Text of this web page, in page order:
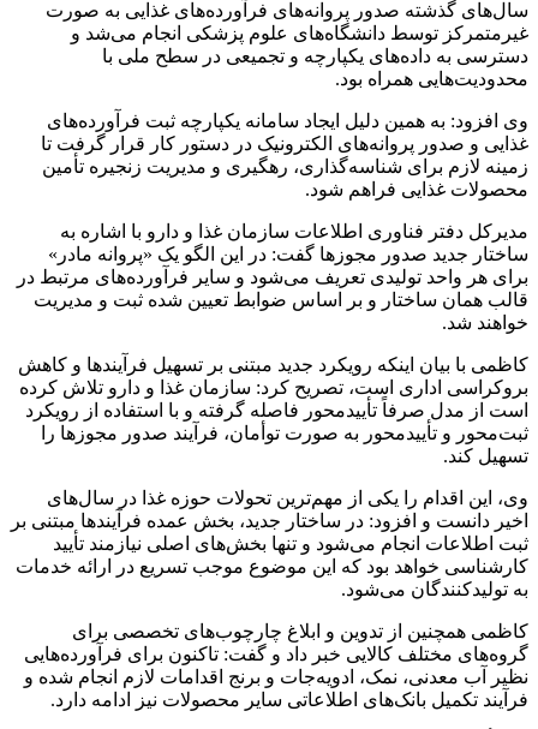
سال‌های گذشته صدور پروانه‌های فرآورده‌های غذایی به صورت
غیرمتمرکز توسط دانشگاه‌های علوم پزشکی انجام می‌شد و
دسترسی به داده‌های یکپارچه و تجمیعی در سطح ملی با
محدودیت‌هایی همراه بود.
وی افزود: به همین دلیل ایجاد سامانه یکپارچه ثبت فرآورده‌های
غذایی و صدور پروانه‌های الکترونیک در دستور کار قرار گرفت تا
زمینه لازم برای شناسه‌گذاری، رهگیری و مدیریت زنجیره تأمین
محصولات غذایی فراهم شود.
مدیرکل دفتر فناوری اطلاعات سازمان غذا و دارو با اشاره به
ساختار جدید صدور مجوزها گفت: در این الگو یک «پروانه مادر»
برای هر واحد تولیدی تعریف می‌شود و سایر فرآورده‌های مرتبط در
قالب همان ساختار و بر اساس ضوابط تعیین شده ثبت و مدیریت
خواهند شد.
کاظمی با بیان اینکه رویکرد جدید مبتنی بر تسهیل فرآیندها و کاهش
بروکراسی اداری است، تصریح کرد: سازمان غذا و دارو تلاش کرده
است از مدل صرفاً تأییدمحور فاصله گرفته و با استفاده از رویکرد
ثبت‌محور و تأییدمحور به صورت توأمان، فرآیند صدور مجوزها را
تسهیل کند.
وی، این اقدام را یکی از مهم‌ترین تحولات حوزه غذا در سال‌های
اخیر دانست و افزود: در ساختار جدید، بخش عمده فرآیندها مبتنی بر
ثبت اطلاعات انجام می‌شود و تنها بخش‌های اصلی نیازمند تأیید
کارشناسی خواهد بود که این موضوع موجب تسریع در ارائه خدمات
به تولیدکنندگان می‌شود.
کاظمی همچنین از تدوین و ابلاغ چارچوب‌های تخصصی برای
گروه‌های مختلف کالایی خبر داد و گفت: تاکنون برای فرآورده‌هایی
نظیر آب معدنی، نمک، ادویه‌جات و برنج اقدامات لازم انجام شده و
فرآیند تکمیل بانک‌های اطلاعاتی سایر محصولات نیز ادامه دارد.